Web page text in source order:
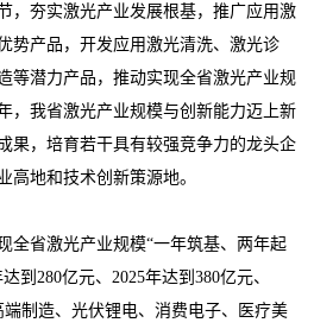
夯实激光产业发展根基，推广应用激
势产品，开发应用激光清洗、激光诊
等潜力产品，推动实现全省激光产业规
，我省激光产业规模与创新能力迈上新
果，培育若干具有较强竞争力的龙头企
高地和技术创新策源地。
激光产业规模“一年筑基、两年起
到280亿元、2025年达到380亿元、
端制造、光伏锂电、消费电子、医疗美